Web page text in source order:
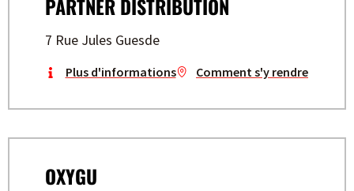
PARTNER DISTRIBUTION
7 Rue Jules Guesde
Plus d'informations Comment s'y rendre
OXYGU